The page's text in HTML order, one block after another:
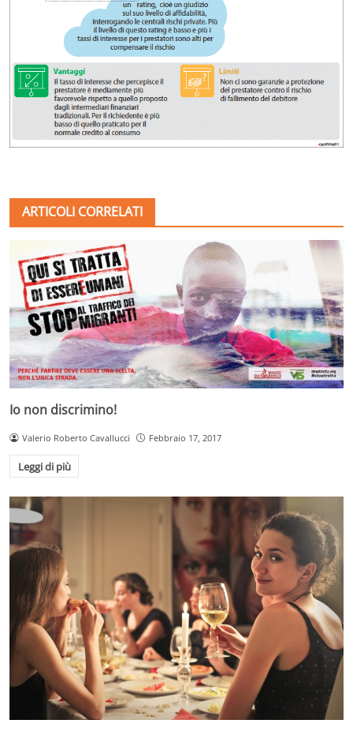
ARTICOLI CORRELATI
Io non discrimino!
Valerio Roberto Cavallucci Febbraio 17, 2017
Leggi di più